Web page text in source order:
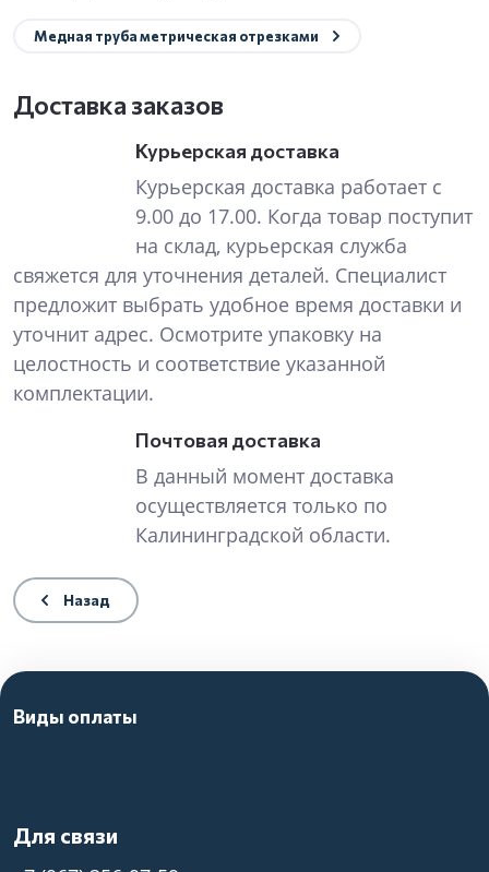
Медная труба метрическая отрезками
Доставка заказов
Курьерская доставка
Курьерская доставка работает с
9.00 до 17.00. Когда товар поступит
на склад, курьерская служба
свяжется для уточнения деталей. Специалист
предложит выбрать удобное время доставки и
уточнит адрес. Осмотрите упаковку на
целостность и соответствие указанной
комплектации.
Почтовая доставка
В данный момент доставка
осуществляется только по
Калининградской области.
Назад
Для связи
Виды оплаты